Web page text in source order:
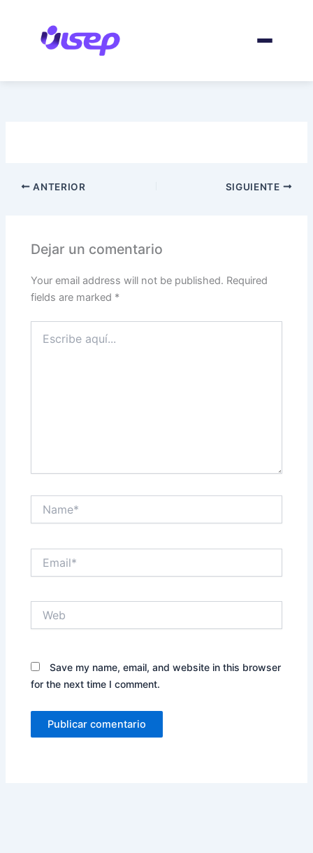
contenido
ANTERIOR SIGUIENTE
Dejar un comentario
Your email address will not be published. Required
fields are marked *
aquí...
Save my name, email, and website in this browser
for the next time I comment.